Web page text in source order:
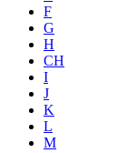
F
G
H
CH
I
J
K
L
M